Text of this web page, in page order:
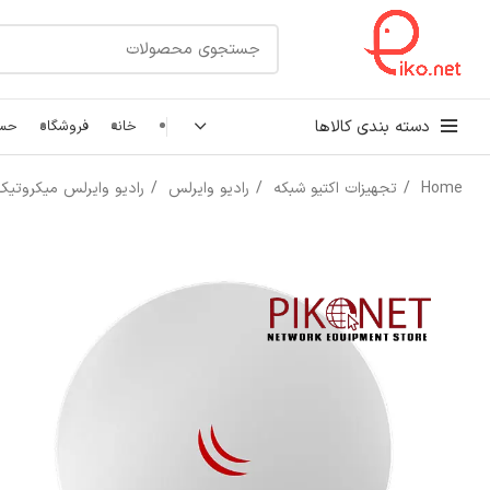
دسته بندی کالاها
کابل شبکه
اتصالات شبکه
خانه فروشگاه
Home تجهیزات اکتیو شبکه رادیو وایرلس رادیو وایرلس